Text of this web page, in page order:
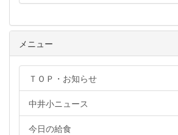
メニュー
ＴＯＰ・お知らせ
中井小ニュース
今日の給食